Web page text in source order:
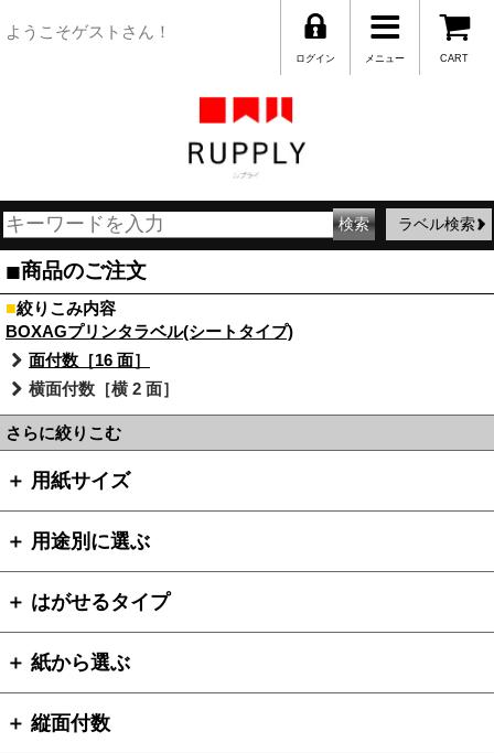
ようこそゲストさん！
CART
メニュー
ログイン
ラベル検索
■商品のご注文
■絞りこみ内容
BOXAGプリンタラベル(シートタイプ)
面付数［16 面］
横面付数［横 2 面］
さらに絞りこむ
＋ 用紙サイズ
＋ 用途別に選ぶ
＋ はがせるタイプ
＋ 紙から選ぶ
＋ 縦面付数